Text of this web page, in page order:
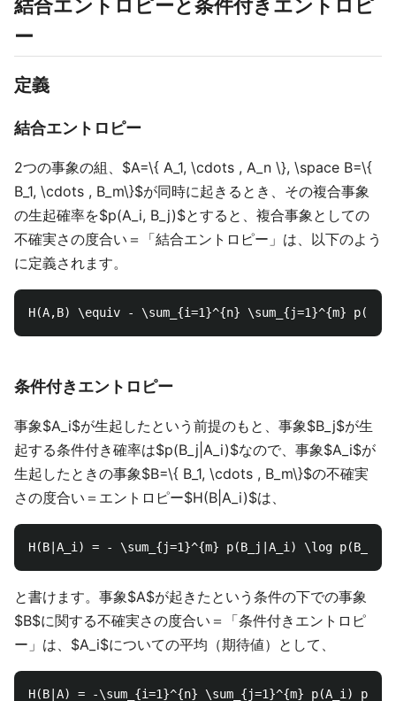
結合エントロピーと条件付きエントロピ
ー
定義
結合エントロピー
2つの事象の組、$A=\{ A_1, \cdots , A_n \}, \space B=\{
B_1, \cdots , B_m\}$が同時に起きるとき、その複合事象
の生起確率を$p(A_i, B_j)$とすると、複合事象としての
不確実さの度合い＝「結合エントロピー」は、以下のよう
に定義されます。
条件付きエントロピー
事象$A_i$が生起したという前提のもと、事象$B_j$が生
起する条件付き確率は$p(B_j|A_i)$なので、事象$A_i$が
生起したときの事象$B=\{ B_1, \cdots , B_m\}$の不確実
さの度合い＝エントロピー$H(B|A_i)$は、
と書けます。事象$A$が起きたという条件の下での事象
$B$に関する不確実さの度合い＝「条件付きエントロピ
ー」は、$A_i$についての平均（期待値）として、